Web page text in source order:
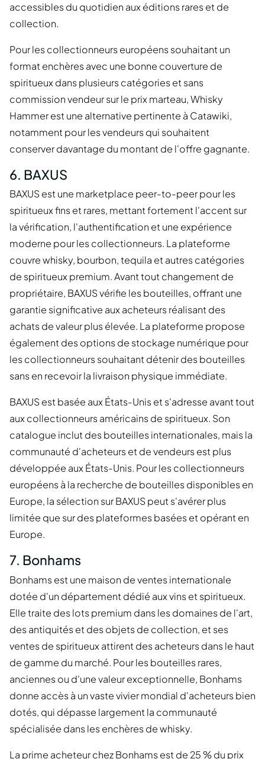
accessibles du quotidien aux éditions rares et de
collection.
Pour les collectionneurs européens souhaitant un
format enchères avec une bonne couverture de
spiritueux dans plusieurs catégories et sans
commission vendeur sur le prix marteau, Whisky
Hammer est une alternative pertinente à Catawiki,
notamment pour les vendeurs qui souhaitent
conserver davantage du montant de l'offre gagnante.
6. BAXUS
BAXUS est une marketplace peer-to-peer pour les
spiritueux fins et rares, mettant fortement l'accent sur
la vérification, l'authentification et une expérience
moderne pour les collectionneurs. La plateforme
couvre whisky, bourbon, tequila et autres catégories
de spiritueux premium. Avant tout changement de
propriétaire, BAXUS vérifie les bouteilles, offrant une
garantie significative aux acheteurs réalisant des
achats de valeur plus élevée. La plateforme propose
également des options de stockage numérique pour
les collectionneurs souhaitant détenir des bouteilles
sans en recevoir la livraison physique immédiate.
BAXUS est basée aux États-Unis et s'adresse avant tout
aux collectionneurs américains de spiritueux. Son
catalogue inclut des bouteilles internationales, mais la
communauté d'acheteurs et de vendeurs est plus
développée aux États-Unis. Pour les collectionneurs
européens à la recherche de bouteilles disponibles en
Europe, la sélection sur BAXUS peut s'avérer plus
limitée que sur des plateformes basées et opérant en
Europe.
7. Bonhams
Bonhams est une maison de ventes internationale
dotée d'un département dédié aux vins et spiritueux.
Elle traite des lots premium dans les domaines de l'art,
des antiquités et des objets de collection, et ses
ventes de spiritueux attirent des acheteurs dans le haut
de gamme du marché. Pour les bouteilles rares,
anciennes ou d'une valeur exceptionnelle, Bonhams
donne accès à un vaste vivier mondial d'acheteurs bien
dotés, qui dépasse largement la communauté
spécialisée dans les enchères de whisky.
La prime acheteur chez Bonhams est de 25 % du prix